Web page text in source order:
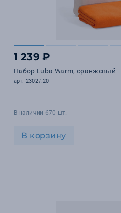
1 239 ₽
Набор Luba Warm, оранжевый
арт. 23027.20
В наличии 670 шт.
В корзину